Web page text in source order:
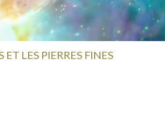
ET LES PIERRES FINES